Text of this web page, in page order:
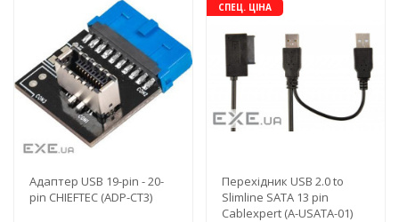
Адаптер USB 19-pin - 20-
pin CHIEFTEC (ADP-CT3)
СПЕЦ. ЦІНА
Перехідник USB 2.0 to
Slimline SATA 13 pin
Cablexpert (A-USATA-01)